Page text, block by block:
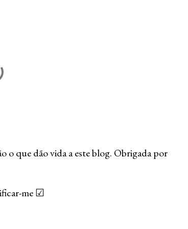
o que dão vida a este blog. Obrigada por
me ☑